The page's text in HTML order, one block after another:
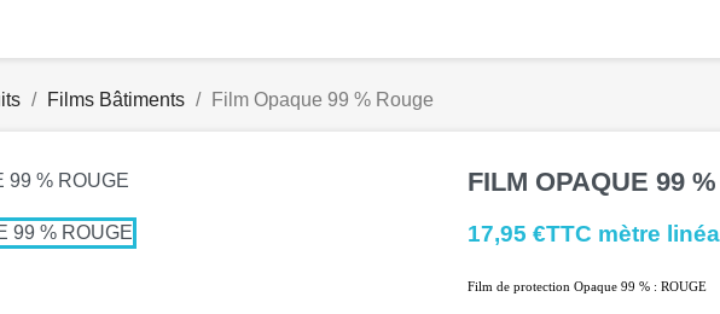
Films Bâtiments Film Opaque 99 % Rouge
FILM OPAQUE 99
17,95 €TTC mètre
Film de protection Opaque 99 % : ROUGE